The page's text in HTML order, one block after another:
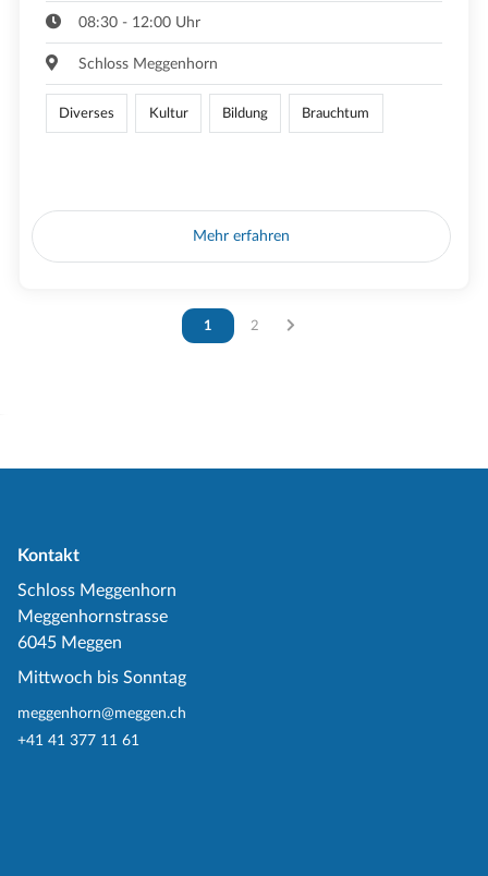
08:30 - 12:00 Uhr
Schloss Meggenhorn
Diverses Kultur Bildung Brauchtum
Mehr erfahren
Vous êtes sur la page
1 Vous êtes sur la page
2
Kontakt
Schloss Meggenhorn
Meggenhornstrasse
6045 Meggen
Mittwoch bis Sonntag
meggenhorn@meggen.ch
+41 41 377 11 61